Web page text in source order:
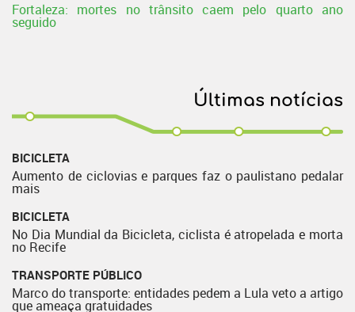
Fortaleza: mortes no trânsito caem pelo quarto ano
seguido
Últimas notícias
BICICLETA
Aumento de ciclovias e parques faz o paulistano pedalar
mais
BICICLETA
No Dia Mundial da Bicicleta, ciclista é atropelada e morta
no Recife
TRANSPORTE PÚBLICO
Marco do transporte: entidades pedem a Lula veto a artigo
que ameaça gratuidades